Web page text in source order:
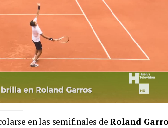
en las semifinales de Roland